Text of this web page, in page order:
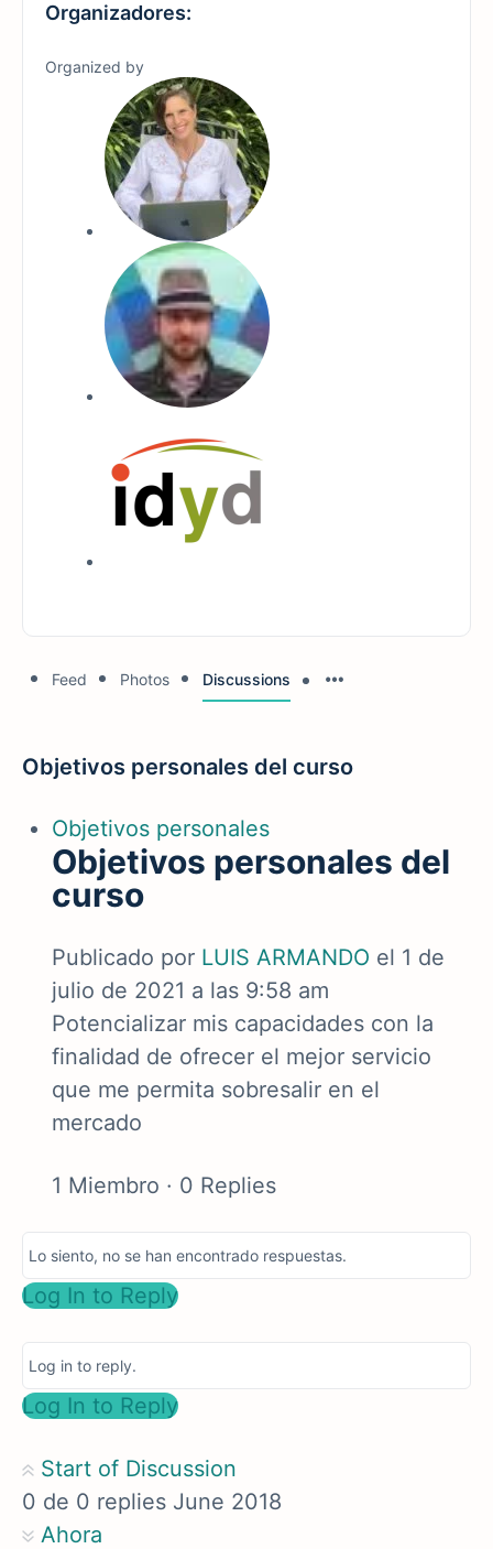
Organizadores:
Organized by
Feed Photos Discussions
Objetivos personales del curso
Objetivos personales
Objetivos personales del
curso
Publicado por LUIS ARMANDO el 1 de
julio de 2021 a las 9:58 am
Potencializar mis capacidades con la
finalidad de ofrecer el mejor servicio
que me permita sobresalir en el
mercado
1 Miembro · 0 Replies
Lo siento, no se han encontrado respuestas.
Log In to Reply
Log in to reply.
Log In to Reply
Start of Discussion
0 de 0 replies June 2018
Ahora